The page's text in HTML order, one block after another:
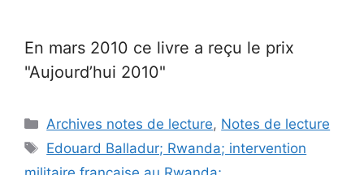
En mars 2010 ce livre a reçu le prix
"Aujourd’hui 2010"
Catégories
Archives notes de lecture, Notes de lecture
Étiquettes
Edouard Balladur; Rwanda; intervention